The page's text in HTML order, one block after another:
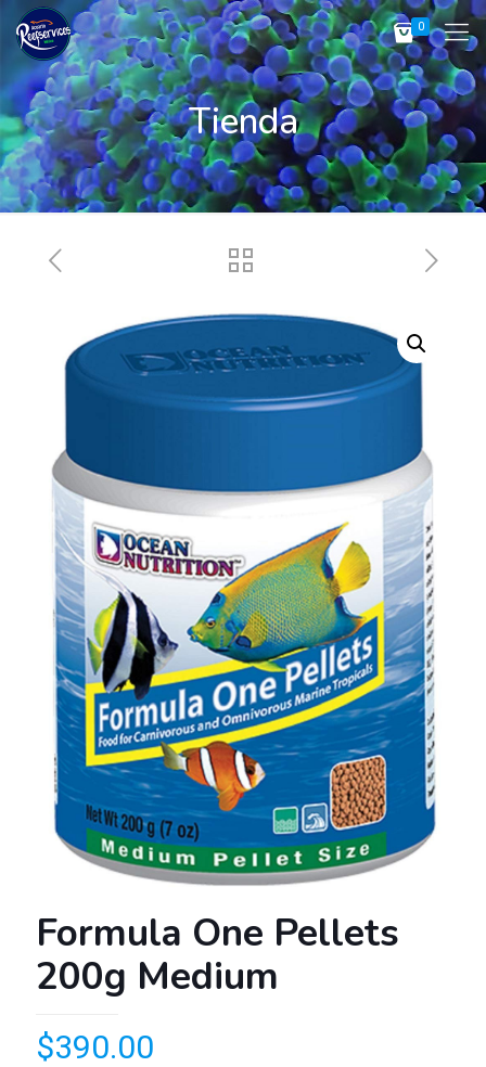
0
Tienda
Formula One Pellets
200g Medium
$390.00